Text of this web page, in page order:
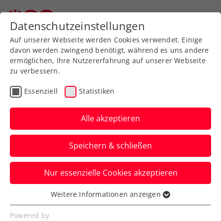
Zurück zur Newsübersicht
Rollstuhltennis
Rodionov-Revanche bei
win2day Open – Die
Tennis-
Staatsmeisterschaften
Das ÖTV-Ass gewinnt die Neuauflage des
Datenschutzeinstellungen
Auf unserer Webseite werden Cookies verwendet. Einige
davon werden zwingend benötigt, während es uns andere
ermöglichen, Ihre Nutzererfahrung auf unserer Webseite
zu verbessern.
Essenziell Statistiken
Alle akzeptieren
Speichern & schließen
Nur essenzielle Cookies akzeptieren
Essenziell
Essenzielle Cookies werden für grundlegende
Weitere Informationen anzeigen
Powered by